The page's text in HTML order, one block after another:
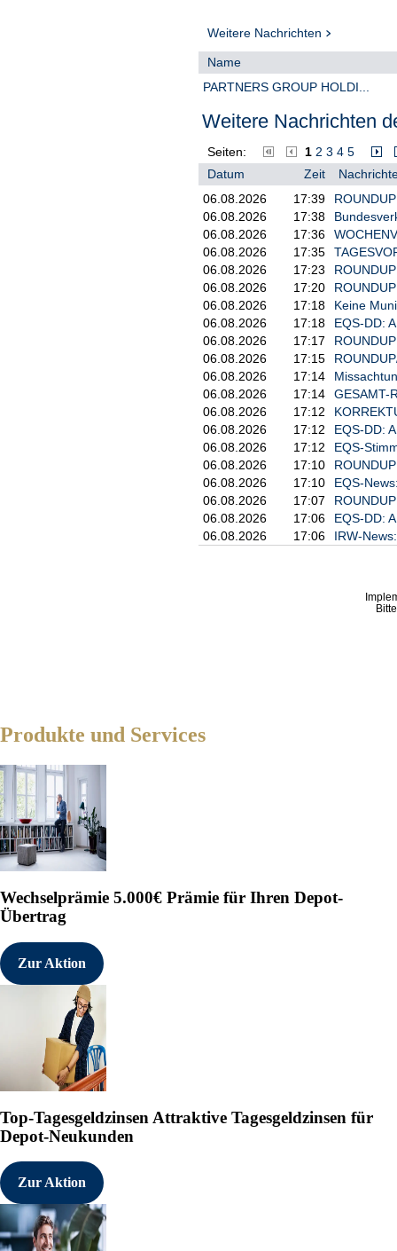
Shortsellers Grizzly Research
Den Bericht des Shortsellers
"erwiesenermaßen völlig
Anschuldigungen widerlegt und
"Leider hat Grizzly mit ihren
"verständlicherweise
Weitere Nachrichten
Name
PARTNERS GROUP HOLDI...
Weitere Nachrichten
Seiten: 1 2 3 4 5
Datum
Zeit
06.08.2026
17:39
06.08.2026
17:38
06.08.2026
17:36
06.08.2026
17:35
06.08.2026
17:23
06.08.2026
17:20
06.08.2026
17:18
Keine
06.08.2026
17:18
EQS-DD:
06.08.2026
17:17
06.08.2026
17:15
06.08.2026
17:14
06.08.2026
17:14
GESAMT-
06.08.2026
17:12
06.08.2026
17:12
EQS-DD:
06.08.2026
17:12
EQS-
06.08.2026
17:10
06.08.2026
17:10
EQS-
06.08.2026
17:07
06.08.2026
17:06
EQS-DD:
06.08.2026
17:06 IRW-
Produkte und Services
Wechselprämie 5.000€ Prämie für Ihren Depot-
Übertrag
Zur Aktion
Top-Tagesgeldzinsen Attraktive Tagesgeldzinsen für
Depot-Neukunden
Zur Aktion